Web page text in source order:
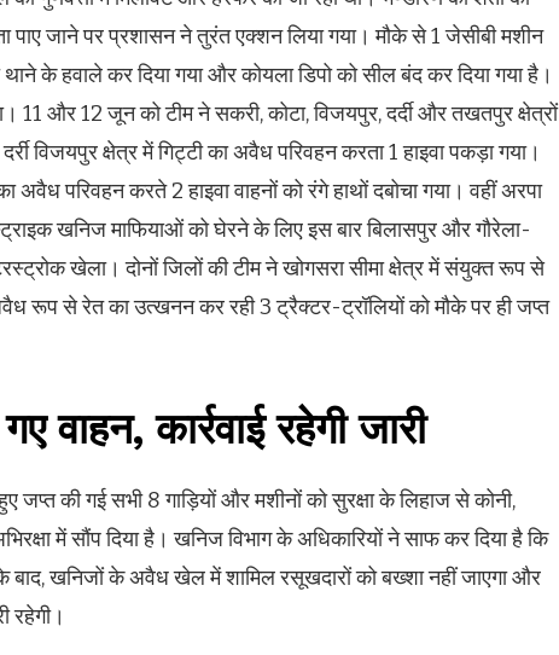
जाने पर प्रशासन ने तुरंत एक्शन लिया गया। मौके से 1 जेसीबी मशीन
के हवाले कर दिया गया और कोयला डिपो को सील बंद कर दिया गया है।
11 और 12 जून को टीम ने सकरी, कोटा, विजयपुर, दर्दी और तखतपुर क्षेत्रों
विजयपुर क्षेत्र में गिट्टी का अवैध परिवहन करता 1 हाइवा पकड़ा गया।
परिवहन करते 2 हाइवा वाहनों को रंगे हाथों दबोचा गया। वहीं अरपा
खनिज माफियाओं को घेरने के लिए इस बार बिलासपुर और गौरेला-
खेला। दोनों जिलों की टीम ने खोगसरा सीमा क्षेत्र में संयुक्त रूप से
रूप से रेत का उत्खनन कर रही 3 ट्रैक्टर-ट्रॉलियों को मौके पर ही जप्त
वाहन, कार्रवाई रहेगी जारी
की गई सभी 8 गाड़ियों और मशीनों को सुरक्षा के लिहाज से कोनी,
में सौंप दिया है। खनिज विभाग के अधिकारियों ने साफ कर दिया है कि
खनिजों के अवैध खेल में शामिल रसूखदारों को बख्शा नहीं जाएगा और
रहेगी।